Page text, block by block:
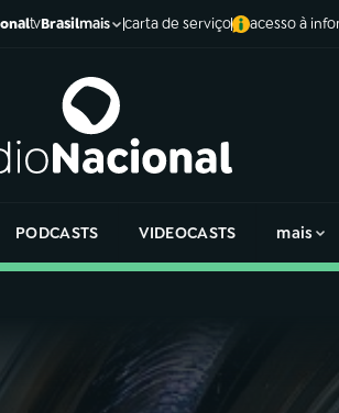
tvBrasilmais carta de serviço acesso à
PODCASTS VIDEOCASTS mais